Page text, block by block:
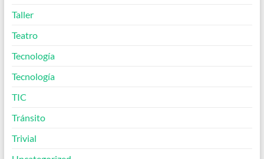
Taller
Teatro
Tecnología
Tecnología
TIC
Tránsito
Trivial